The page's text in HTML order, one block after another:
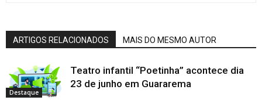
ARTIGOS RELACIONADOS MAIS DO MESMO AUTOR
Destaque
Teatro infantil “Poetinha” acontece dia
23 de junho em Guararema